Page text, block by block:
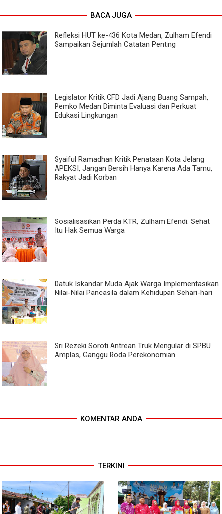
BACA JUGA
Refleksi HUT ke-436 Kota Medan, Zulham Efendi
Sampaikan Sejumlah Catatan Penting
Legislator Kritik CFD Jadi Ajang Buang Sampah,
Pemko Medan Diminta Evaluasi dan Perkuat
Edukasi Lingkungan
Syaiful Ramadhan Kritik Penataan Kota Jelang
APEKSI, Jangan Bersih Hanya Karena Ada Tamu,
Rakyat Jadi Korban
Sosialisasikan Perda KTR, Zulham Efendi: Sehat
Itu Hak Semua Warga
Datuk Iskandar Muda Ajak Warga Implementasikan
Nilai-Nilai Pancasila dalam Kehidupan Sehari-hari
Sri Rezeki Soroti Antrean Truk Mengular di SPBU
Amplas, Ganggu Roda Perekonomian
KOMENTAR ANDA
TERKINI